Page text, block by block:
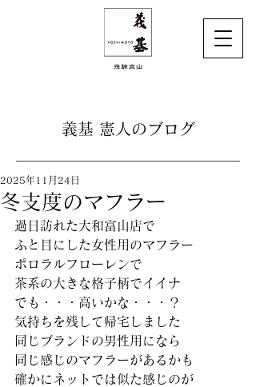
義基 憲人のブログ
冬支度のマフラー
2025年11月24日
過日訪れた大和富山店で
ふと目にした女性用のマフラー
ポロラルフローレンで
茶系の大きな格子柄でイイナ
でも・・・高いかな・・・？
気持ちを残して帰宅しました
同じブランドの男性用になら
同じ感じのマフラーがあるかも
確かにネットでは似た感じのが